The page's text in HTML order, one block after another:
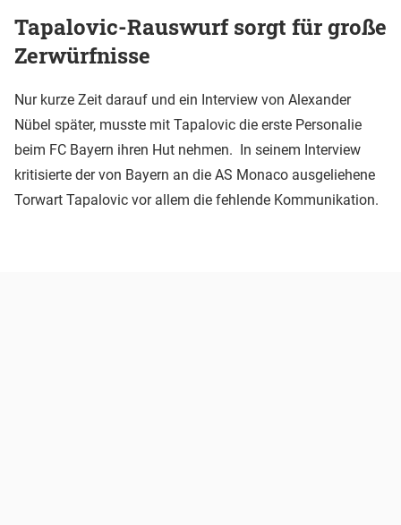
Tapalovic-Rauswurf sorgt für große
Zerwürfnisse
Nur kurze Zeit darauf und ein Interview von Alexander
Nübel später, musste mit Tapalovic die erste Personalie
beim FC Bayern ihren Hut nehmen. In seinem Interview
kritisierte der von Bayern an die AS Monaco ausgeliehene
Torwart Tapalovic vor allem die fehlende Kommunikation.